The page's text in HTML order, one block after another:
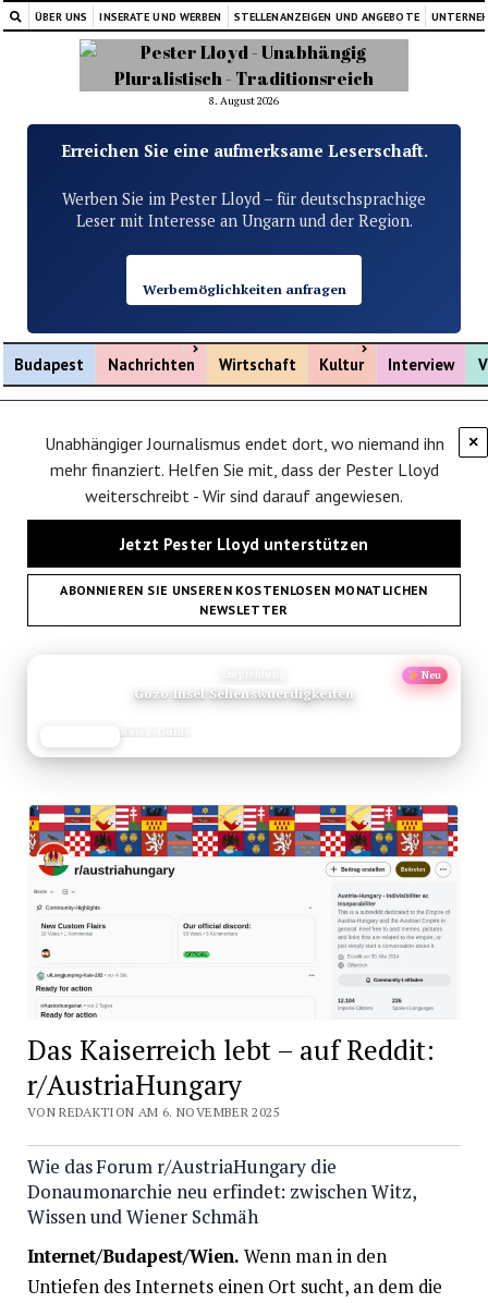
ÜBER UNS INSERATE UND WERBEN STELLENANZEIGEN UND ANGEBOTE
8. August 2026
Erreichen Sie eine aufmerksame Leserschaft.
Werben Sie im Pester Lloyd – für deutschsprachige
Leser mit Interesse an Ungarn und der Region.
Werbemöglichkeiten anfragen
Budapest Nachrichten
Menü öffnen
Wirtschaft Kultur
Menü öffnen
Interview
×
Unabhängiger Journalismus endet dort, wo niemand ihn
mehr finanziert. Helfen Sie mit, dass der Pester Lloyd
weiterschreibt - Wir sind darauf angewiesen.
Jetzt Pester Lloyd unterstützen
ABONNIEREN SIE UNSEREN KOSTENLOSEN MONATLICHEN
NEWSLETTER
Neu
Gozo Insel Sehenswuerdigkeiten
Reise-Guide
Das Kaiserreich lebt – auf Reddit:
r/AustriaHungary
VON REDAKTION AM 6. NOVEMBER 2025
Wie das Forum r/AustriaHungary die
Donaumonarchie neu erfindet: zwischen Witz,
Wissen und Wiener Schmäh
Internet/Budapest/Wien. Wenn man in den
Untiefen des Internets einen Ort sucht, an dem die